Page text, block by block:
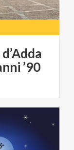
d’Adda
’90